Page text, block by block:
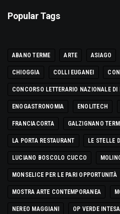
Popular Tags
ABANO TERME ARTE ASIAGO
CHIOGGIA COLLI EUGANEI
CONCORSO LETTERARIO NAZIONALE DI
ENOGASTRONOMIA ENOLITECH
FRANCIACORTA GALZIGNANO
LA PORTA RESTAURANT LE STELLE
LUCIANO BOSCOLO CUCCO
MONSELICE PER LE PARI OPPORTUNITÀ
MOSTRA ARTE CONTEMPORANEA
NEREO MAGGIANI OP VERDE INTESA